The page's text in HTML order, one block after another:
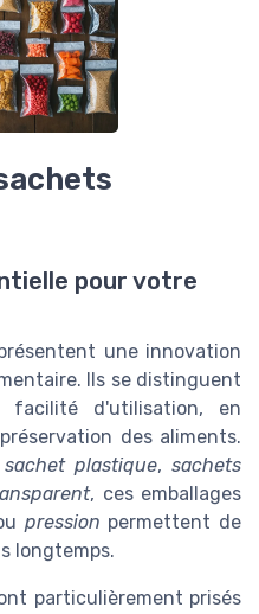
pour votre
une innovation
Ils se distinguent
d'utilisation, en
des aliments.
sachet plastique,sachets
, ces emballages
pression permettent de
longtemps.
particulièrement prisés